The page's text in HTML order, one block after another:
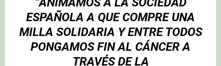
ESPAÑOLA A QUE COMPRE UNA
MILLA SOLIDARIA Y ENTRE TODOS
PONGAMOS FIN AL CÁNCER A
TRAVÉS DE LA